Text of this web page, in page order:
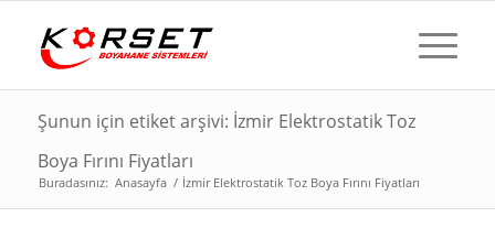
Şunun için etiket arşivi: İzmir Elektrostatik Toz
Boya Fırını Fiyatları
Buradasınız: Anasayfa / İzmir Elektrostatik Toz Boya Fırını Fiyatları